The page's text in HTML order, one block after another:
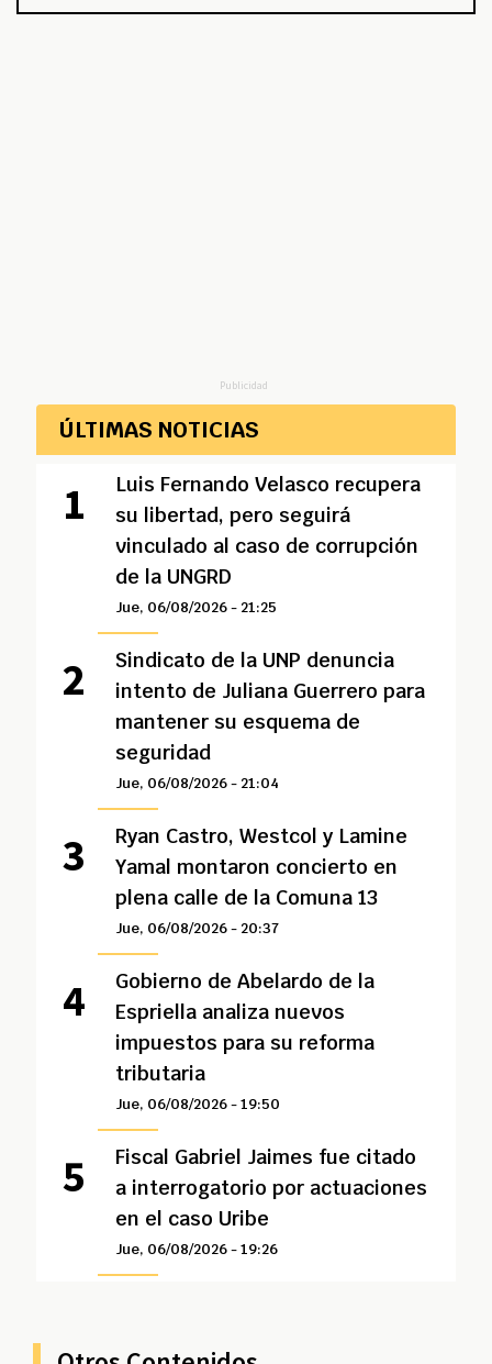
Publicidad
ÚLTIMAS NOTICIAS
Luis Fernando Velasco recupera
su libertad, pero seguirá
vinculado al caso de corrupción
de la UNGRD
Jue, 06/08/2026 - 21:25
Sindicato de la UNP denuncia
intento de Juliana Guerrero para
mantener su esquema de
seguridad
Jue, 06/08/2026 - 21:04
Ryan Castro, Westcol y Lamine
Yamal montaron concierto en
plena calle de la Comuna 13
Jue, 06/08/2026 - 20:37
Gobierno de Abelardo de la
Espriella analiza nuevos
impuestos para su reforma
tributaria
Jue, 06/08/2026 - 19:50
Fiscal Gabriel Jaimes fue citado
a interrogatorio por actuaciones
en el caso Uribe
Jue, 06/08/2026 - 19:26